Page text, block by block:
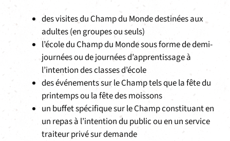
des visites du Champ du Monde destinées aux
adultes (en groupes ou seuls)
l’école du Champ du Monde sous forme de demi-
journées ou de journées d’apprentissage à
l’intention des classes d’école
des événements sur le Champ tels que la fête du
printemps ou la fête des moissons
un buffet spécifique sur le Champ constituant en
un repas à l’intention du public ou en un service
traiteur privé sur demande